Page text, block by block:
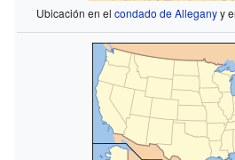
Ubicación en el condado de Alleganyy